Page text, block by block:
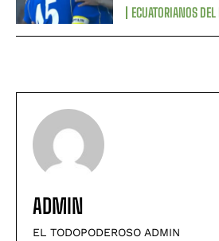
ECUATORIANOS DEL
ADMIN
EL TODOPODEROSO ADMIN